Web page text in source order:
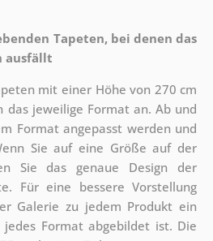
Tapeten, bei denen das
ausfällt
mit einer Höhe von 270 cm
das jeweilige Format an. Ab und
Format angepasst werden und
Sie auf eine Größe auf der
Sie das genaue Design der
Für eine bessere Vorstellung
Galerie zu jedem Produkt ein
Format abgebildet ist. Die